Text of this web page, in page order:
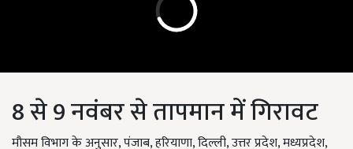
8 से 9 नवंबर से तापमान में गिरावट
मौसम विभाग के अनुसार, पंजाब, हरियाणा, दिल्ली, उत्तर प्रदेश, मध्यप्रदेश,